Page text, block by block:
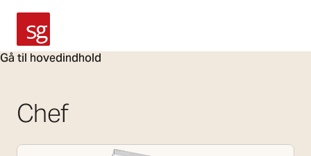
Gå til hovedindhold
SG Armaturen
Chef